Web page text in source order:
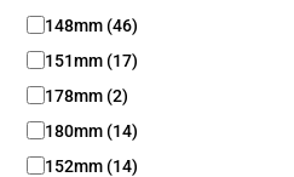
Q
a
c
t
o
r
148mm (46)
151mm (17)
178mm (2)
180mm (14)
152mm (14)